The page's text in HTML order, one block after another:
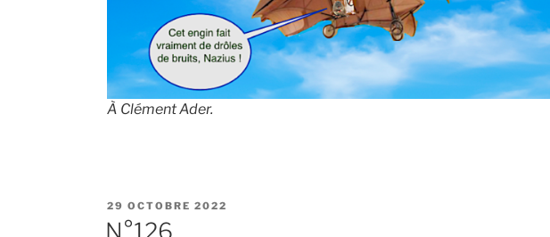
À Clément Ader.
PUBLIÉ
LE
29 OCTOBRE 2022
N°126